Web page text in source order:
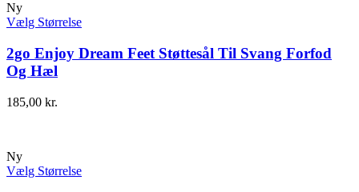
Ny
Vælg Størrelse
2go Enjoy Dream Feet Støttesål Til Svang Forfod
Og Hæl
185,00 kr.
Ny
Vælg Størrelse